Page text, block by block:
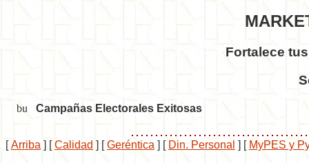
Fortalece
Campañas Electorales Exitosas
[Arriba ] [Calidad ] [Geréntica ] [ Din. Personal ] [ MyPES y